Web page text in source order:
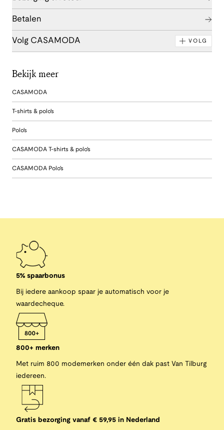
Betalen
Volg CASAMODA VOLG
Bekijk meer
CASAMODA
T-shirts & polo's
Polo's
CASAMODA T-shirts & polo's
CASAMODA Polo's
5% spaarbonus
Bij iedere aankoop spaar je automatisch voor je
waardecheque.
800+ merken
Met ruim 800 modemerken onder één dak past Van Tilburg
iedereen.
Gratis bezorging vanaf € 59,95 in Nederland